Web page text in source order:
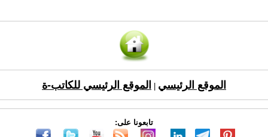
الموقع الرئيسي الموقع الرئيسي للكاتب-ة
تابعونا على: